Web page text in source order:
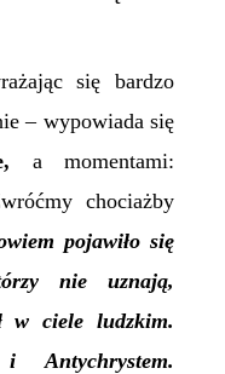
się bardzo
– wypowiada się
a momentami:
chociażby
pojawiło się
nie uznają,
w ciele ludzkim.
Antychrystem.